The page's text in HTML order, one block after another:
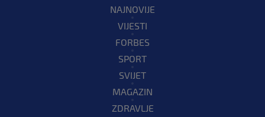
NAJNOVIJE
VIJESTI
FORBES
SPORT
SVIJET
MAGAZIN
ZDRAVLJE